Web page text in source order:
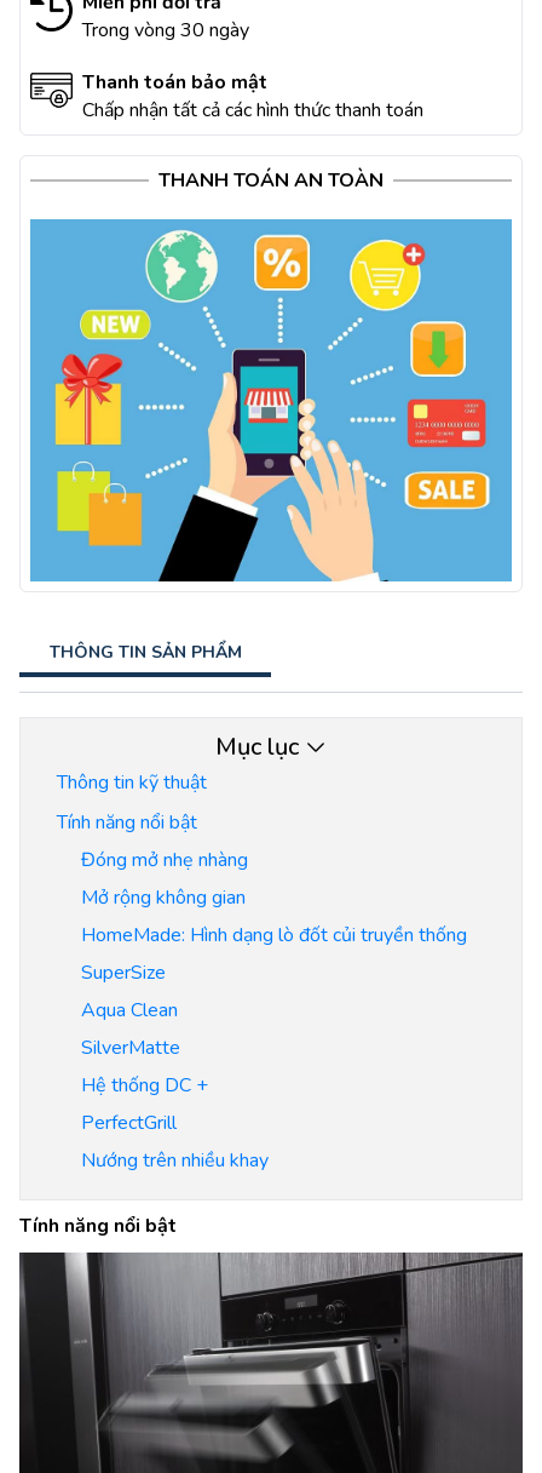
Trong vòng 30 ngày
Thanh toán bảo mật
Chấp nhận tất cả các hình thức thanh toán
THANH TOÁN AN TOÀN
THÔNG TIN SẢN PHẨM
Mục lục
Thông tin kỹ thuật
Tính năng nổi bật
Đóng mở nhẹ nhàng
Mở rộng không gian
HomeMade: Hình dạng lò đốt củi truyền thống
SuperSize
Aqua Clean
SilverMatte
Hệ thống DC +
PerfectGrill
Nướng trên nhiều khay
Tính năng nổi bật